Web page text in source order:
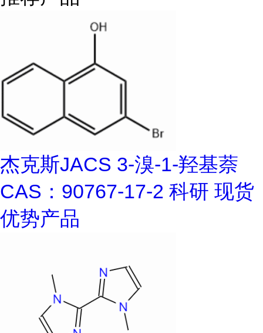
杰克斯JACS 3-溴-1-羟基萘
CAS：90767-17-2 科研 现货
优势产品